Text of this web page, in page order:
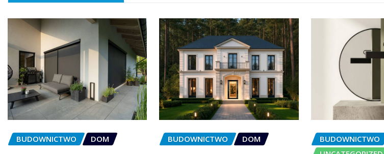
BUDOWNICTWO DOM BUDOWNICTWO DOM BUDOWNICTWO